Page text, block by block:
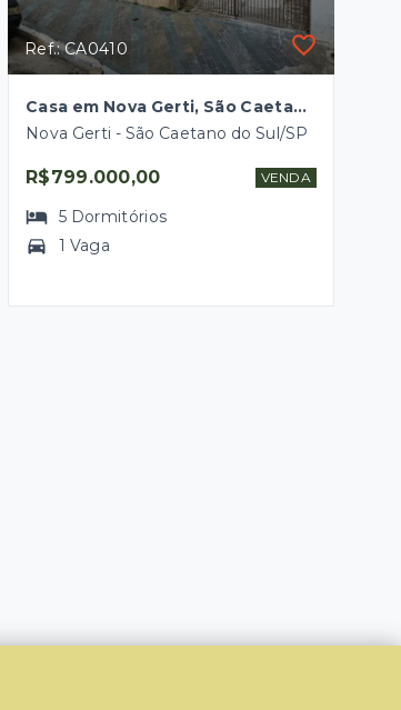
Ref.: CA0410
Casa em Nova Gerti, São Caetano do Sul/SP
Nova Gerti - São Caetano do Sul/SP
R$799.000,00 VENDA
5 Dormitórios
1 Vaga